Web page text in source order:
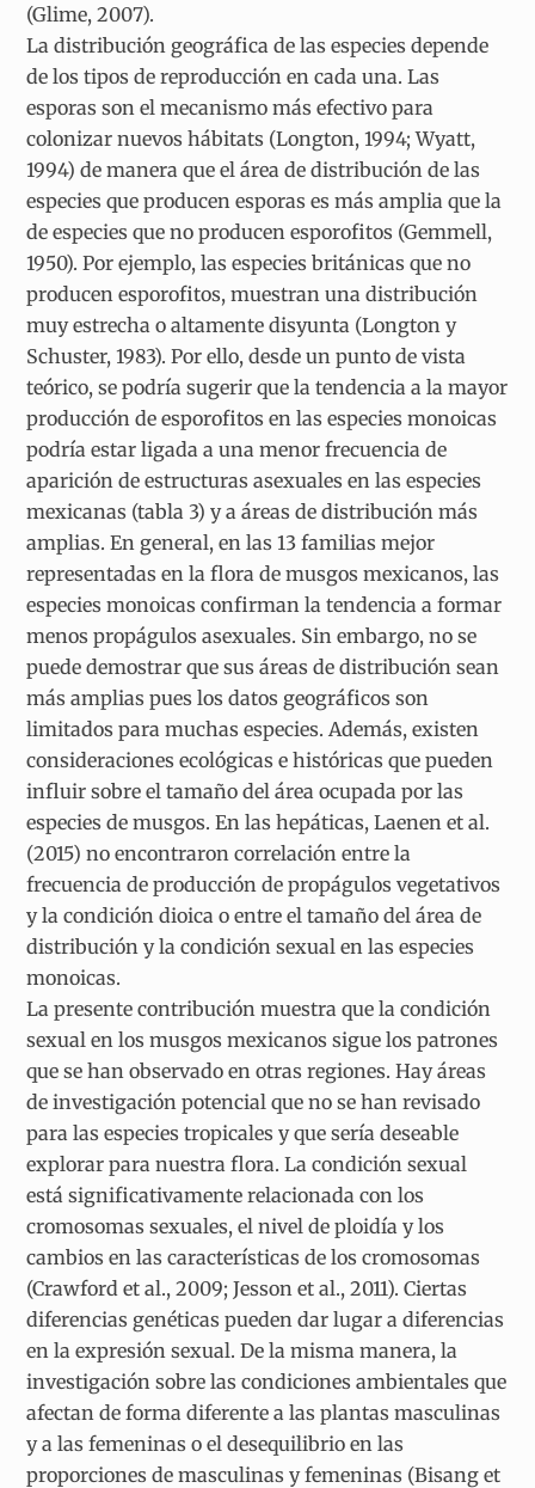
(Glime, 2007).
La distribución geográfica de las especies depende
de los tipos de reproducción en cada una. Las
esporas son el mecanismo más efectivo para
colonizar nuevos hábitats (Longton, 1994; Wyatt,
1994) de manera que el área de distribución de las
especies que producen esporas es más amplia que la
de especies que no producen esporofitos (Gemmell,
1950). Por ejemplo, las especies británicas que no
producen esporofitos, muestran una distribución
muy estrecha o altamente disyunta (Longton y
Schuster, 1983). Por ello, desde un punto de vista
teórico, se podría sugerir que la tendencia a la mayor
producción de esporofitos en las especies monoicas
podría estar ligada a una menor frecuencia de
aparición de estructuras asexuales en las especies
mexicanas (tabla 3) y a áreas de distribución más
amplias. En general, en las 13 familias mejor
representadas en la flora de musgos mexicanos, las
especies monoicas confirman la tendencia a formar
menos propágulos asexuales. Sin embargo, no se
puede demostrar que sus áreas de distribución sean
más amplias pues los datos geográficos son
limitados para muchas especies. Además, existen
consideraciones ecológicas e históricas que pueden
influir sobre el tamaño del área ocupada por las
especies de musgos. En las hepáticas, Laenen et al.
(2015) no encontraron correlación entre la
frecuencia de producción de propágulos vegetativos
y la condición dioica o entre el tamaño del área de
distribución y la condición sexual en las especies
monoicas.
La presente contribución muestra que la condición
sexual en los musgos mexicanos sigue los patrones
que se han observado en otras regiones. Hay áreas
de investigación potencial que no se han revisado
para las especies tropicales y que sería deseable
explorar para nuestra flora. La condición sexual
está significativamente relacionada con los
cromosomas sexuales, el nivel de ploidía y los
cambios en las características de los cromosomas
(Crawford et al., 2009; Jesson et al., 2011). Ciertas
diferencias genéticas pueden dar lugar a diferencias
en la expresión sexual. De la misma manera, la
investigación sobre las condiciones ambientales que
afectan de forma diferente a las plantas masculinas
y a las femeninas o el desequilibrio en las
proporciones de masculinas y femeninas (Bisang et